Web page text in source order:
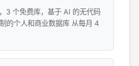
3 个免费库，基于 AI 的无代码
的个人和商业数据库 从每月 4